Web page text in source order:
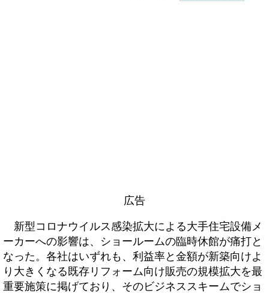
広告
新型コロナウイルス感染拡大による大手住宅設備メ
ーカーへの影響は、ショールームの臨時休館が痛打と
なった。各社はいずれも、利益率と金額が新築向けよ
り大きくなる既存リフォーム向け販売の規模拡大を最
重要施策に掲げており、そのビジネススキームでショ